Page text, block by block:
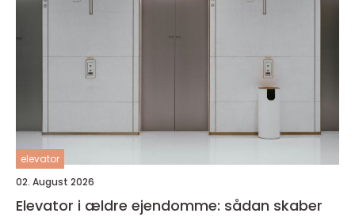
elevator
02. August 2026
Elevator i ældre ejendomme: sådan skaber